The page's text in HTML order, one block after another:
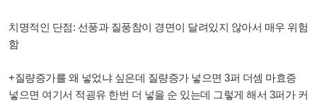
치명적인 단점: 선풍과 질풍참이 경면이 달려있지 않아서 매우 위험
함
+질량증가를 왜 넣었냐 싶은데 질량증가 넣으면 3퍼 더셈 마효증
넣으면 여기서 적굉유 한번 더 넣을 순 있는데 그렇게 해서 3퍼가 커